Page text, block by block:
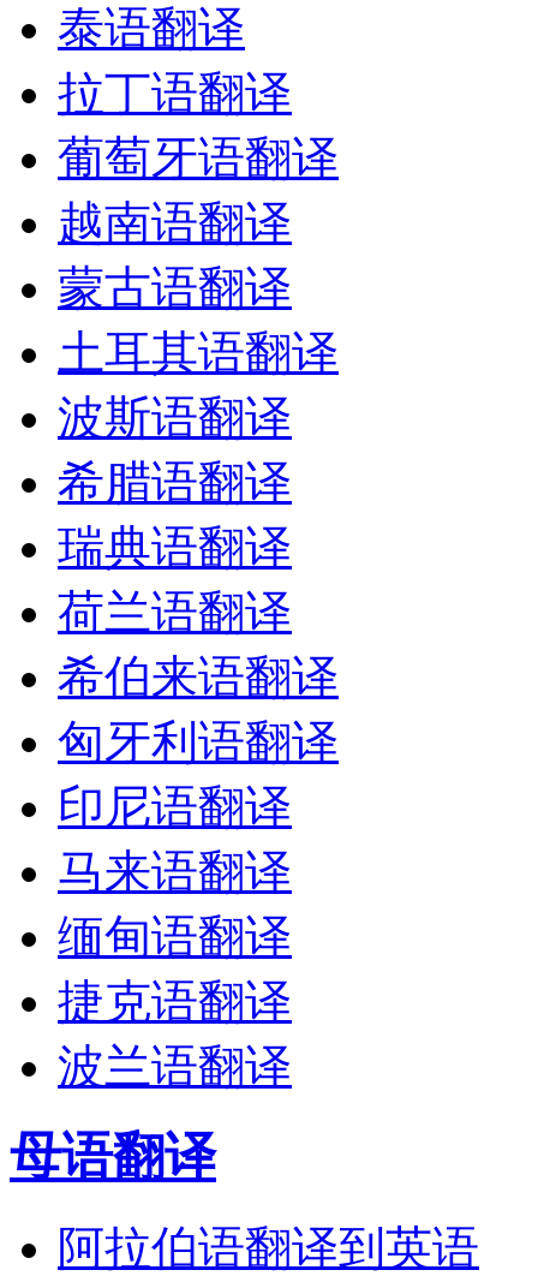
泰语翻译
拉丁语翻译
葡萄牙语翻译
越南语翻译
蒙古语翻译
土耳其语翻译
波斯语翻译
希腊语翻译
瑞典语翻译
荷兰语翻译
希伯来语翻译
匈牙利语翻译
印尼语翻译
马来语翻译
缅甸语翻译
捷克语翻译
波兰语翻译
母语翻译
阿拉伯语翻译到英语